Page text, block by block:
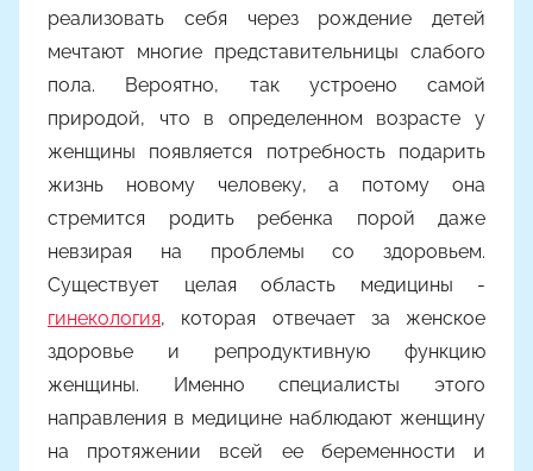
k
s
реализовать себя через рождение детей
мечтают многие представительницы слабого
пола. Вероятно, так устроено самой
природой, что в определенном возрасте у
женщины появляется потребность подарить
жизнь новому человеку, а потому она
стремится родить ребенка порой даже
невзирая на проблемы со здоровьем.
Существует целая область медицины ­
гинекология, которая отвечает за женское
здоровье и репродуктивную функцию
женщины. Именно специалисты этого
направления в медицине наблюдают женщину
на протяжении всей ее беременности и